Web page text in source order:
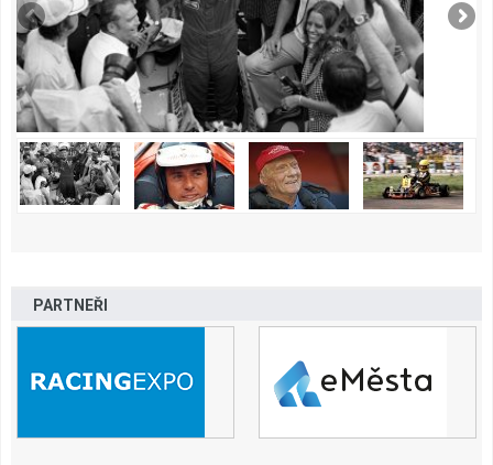
PARTNEŘI